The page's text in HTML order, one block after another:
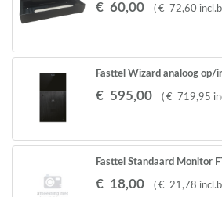
€ 60,00 ( € 72,60
Fasttel Wizard analoog op/
€ 595,00 ( € 719,95
Fasttel Standaard Monitor
€ 18,00 ( € 21,78